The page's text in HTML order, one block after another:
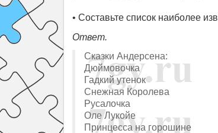
• Составьте список наиболее
Ответ.
Сказки Андерсена:
Дюймовочка
Гадкий утенок
Снежная Королева
Русалочка
Оле Лукойе
Принцесса на горошине